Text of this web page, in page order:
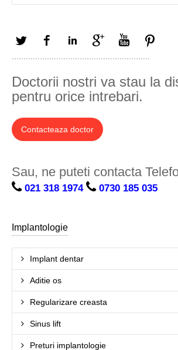
Twitter FacebookLinkedIn Google+ YouTube
Doctorii nostri va stau la
pentru orice intrebari.
Contacteaza doctor
Sau, ne puteti contacta
021 318 1974 0730 185 035
Implantologie
Implant dentar
Aditie os
Regularizare creasta
Sinus lift
Preturi implantologie